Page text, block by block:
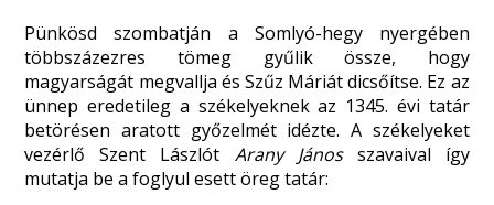
Pünkösd szombatján a Somlyó-hegy nyergében
többszázezres tömeg gyűlik össze, hogy
magyarságát megvallja és Szűz Máriát dicsőítse. Ez az
ünnep eredetileg a székelyeknek az 1345. évi tatár
betörésen aratott győzelmét idézte. A székelyeket
vezérlő Szent Lászlót Arany Jánosszavaival így
mutatja be a foglyul esett öreg tatár: